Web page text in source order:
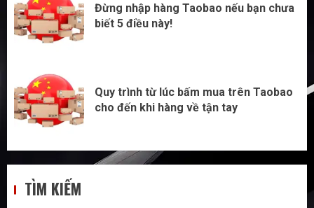
Đừng nhập hàng Taobao nếu bạn chưa
biết 5 điều này!
Quy trình từ lúc bấm mua trên Taobao
cho đến khi hàng về tận tay
TÌM KIẾM